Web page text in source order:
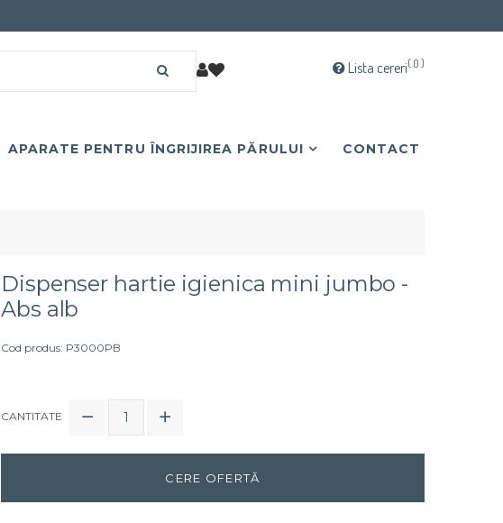
Lista cereri( 0 )
APARATE PENTRU ÎNGRIJIREA PĂRULUI CONTACT
Dispenser hartie igienica mini jumbo -
Abs alb
Cod produs: P3000PB
CANTITATE
CERE OFERTĂ